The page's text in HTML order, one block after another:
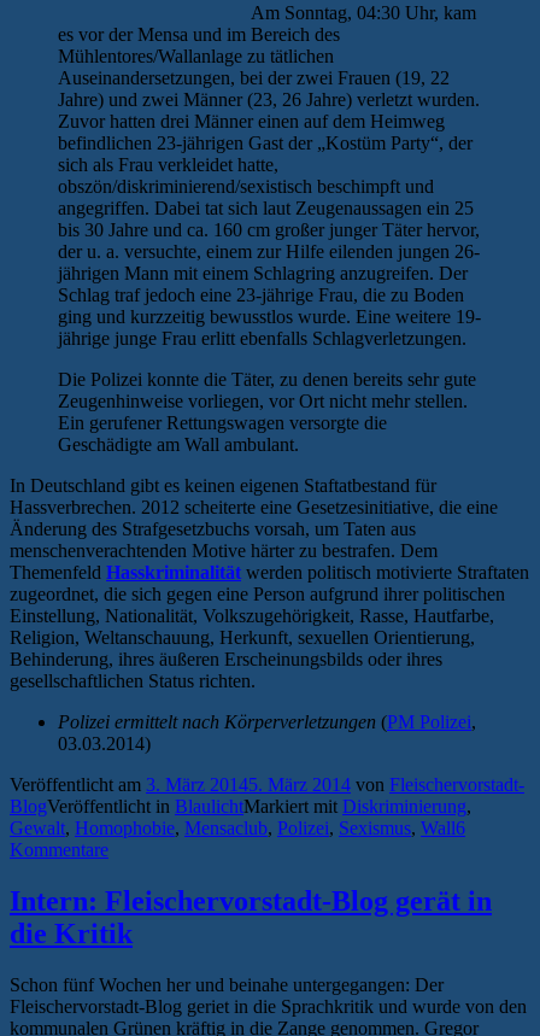
Am Sonntag, 04:30 Uhr, kam
es vor der Mensa und im Bereich des
Mühlentores/Wallanlage zu tätlichen
Auseinandersetzungen, bei der zwei Frauen (19, 22
Jahre) und zwei Männer (23, 26 Jahre) verletzt wurden.
Zuvor hatten drei Männer einen auf dem Heimweg
befindlichen 23-jährigen Gast der „Kostüm Party“, der
sich als Frau verkleidet hatte,
obszön/diskriminierend/sexistisch beschimpft und
angegriffen. Dabei tat sich laut Zeugenaussagen ein 25
bis 30 Jahre und ca. 160 cm großer junger Täter hervor,
der u. a. versuchte, einem zur Hilfe eilenden jungen 26-
jährigen Mann mit einem Schlagring anzugreifen. Der
Schlag traf jedoch eine 23-jährige Frau, die zu Boden
ging und kurzzeitig bewusstlos wurde. Eine weitere 19-
jährige junge Frau erlitt ebenfalls Schlagverletzungen.
Die Polizei konnte die Täter, zu denen bereits sehr gute
Zeugenhinweise vorliegen, vor Ort nicht mehr stellen.
Ein gerufener Rettungswagen versorgte die
Geschädigte am Wall ambulant.
In Deutschland gibt es keinen eigenen Staftatbestand für
Hassverbrechen. 2012 scheiterte eine Gesetzesinitiative, die eine
Änderung des Strafgesetzbuchs vorsah, um Taten aus
menschenverachtenden Motive härter zu bestrafen. Dem
Themenfeld Hasskriminalität werden politisch motivierte Straftaten
zugeordnet, die sich gegen eine Person aufgrund ihrer politischen
Einstellung, Nationalität, Volkszugehörigkeit, Rasse, Hautfarbe,
Religion, Weltanschauung, Herkunft, sexuellen Orientierung,
Behinderung, ihres äußeren Erscheinungsbilds oder ihres
gesellschaftlichen Status richten.
Polizei ermittelt nach Körperverletzungen (PM Polizei,
03.03.2014)
Veröffentlicht am 3. März 20145. März 2014 von Fleischervorstadt-
BlogVeröffentlicht in BlaulichtMarkiert mit Diskriminierung,
Gewalt, Homophobie, Mensaclub, Polizei, Sexismus, Wall6
Kommentare
Intern: Fleischervorstadt-Blog gerät in
die Kritik
Schon fünf Wochen her und beinahe untergegangen: Der
Fleischervorstadt-Blog geriet in die Sprachkritik und wurde von den
kommunalen Grünen kräftig in die Zange genommen. Gregor